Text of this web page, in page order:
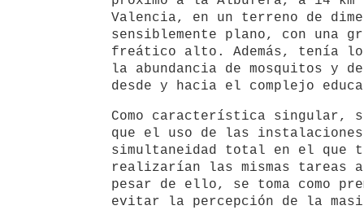
Valencia, en un terreno de
sensiblemente plano, con una
freático alto. Además, tenía
la abundancia de mosquitos y
desde y hacia el complejo
Como característica singular,
que el uso de las
simultaneidad total en el que
realizarían las mismas tareas
pesar de ello, se toma como
evitar la percepción de la